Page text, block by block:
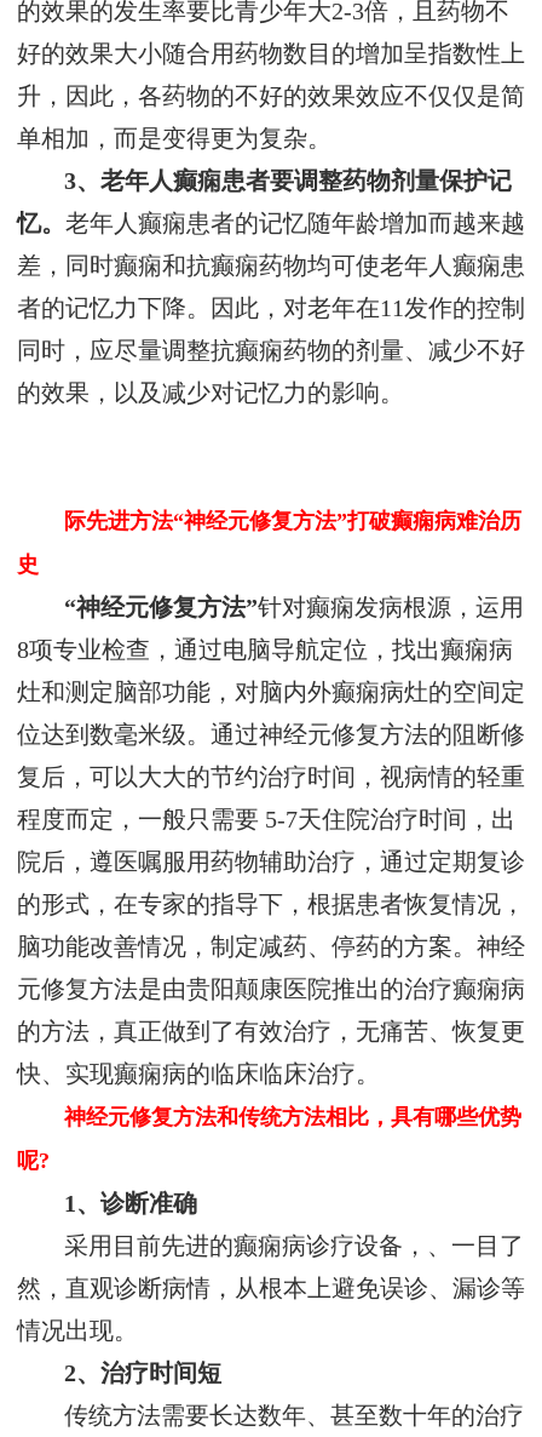
的效果的发生率要比青少年大2-3倍，且药物不
好的效果大小随合用药物数目的增加呈指数性上
升，因此，各药物的不好的效果效应不仅仅是简
单相加，而是变得更为复杂。
3、老年人癫痫患者要调整药物剂量保护记
忆。 老年人癫痫患者的记忆随年龄增加而越来越
差，同时癫痫和抗癫痫药物均可使老年人癫痫患
者的记忆力下降。因此，对老年在11发作的控制
同时，应尽量调整抗癫痫药物的剂量、减少不好
的效果，以及减少对记忆力的影响。
际先进方法“神经元修复方法”打破癫痫病难治历
史
“神经元修复方法”针对癫痫发病根源，运用
8项专业检查，通过电脑导航定位，找出癫痫病
灶和测定脑部功能，对脑内外癫痫病灶的空间定
位达到数毫米级。通过神经元修复方法的阻断修
复后，可以大大的节约治疗时间，视病情的轻重
程度而定，一般只需要 5-7天住院治疗时间，出
院后，遵医嘱服用药物辅助治疗，通过定期复诊
的形式，在专家的指导下，根据患者恢复情况，
脑功能改善情况，制定减药、停药的方案。神经
元修复方法是由贵阳颠康医院推出的治疗癫痫病
的方法，真正做到了有效治疗，无痛苦、恢复更
快、实现癫痫病的临床临床治疗。
神经元修复方法和传统方法相比，具有哪些优势
呢?
1、诊断准确
采用目前先进的癫痫病诊疗设备，、一目了
然，直观诊断病情，从根本上避免误诊、漏诊等
情况出现。
2、治疗时间短
传统方法需要长达数年、甚至数十年的治疗